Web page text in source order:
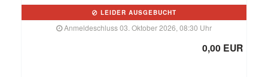
LEIDER AUSGEBUCHT
Anmeldeschluss 03. Oktober 2026, 08:30 Uhr
0,00 EUR